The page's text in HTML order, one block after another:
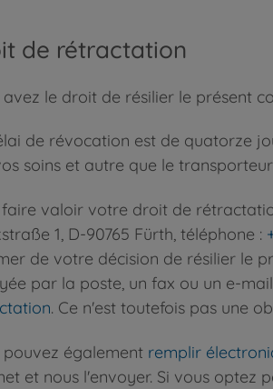
de rétractation
avez le droit de résilier le présent
de révocation est de quatorze
soins et autre que le
valoir votre droit de
1, D-90765 Fürth, téléphone :
de votre décision de résilier le
par la poste, un fax ou un e-
. Ce n'est toutefois pas une
pouvez également remplir
et nous l'envoyer. Si vous optez